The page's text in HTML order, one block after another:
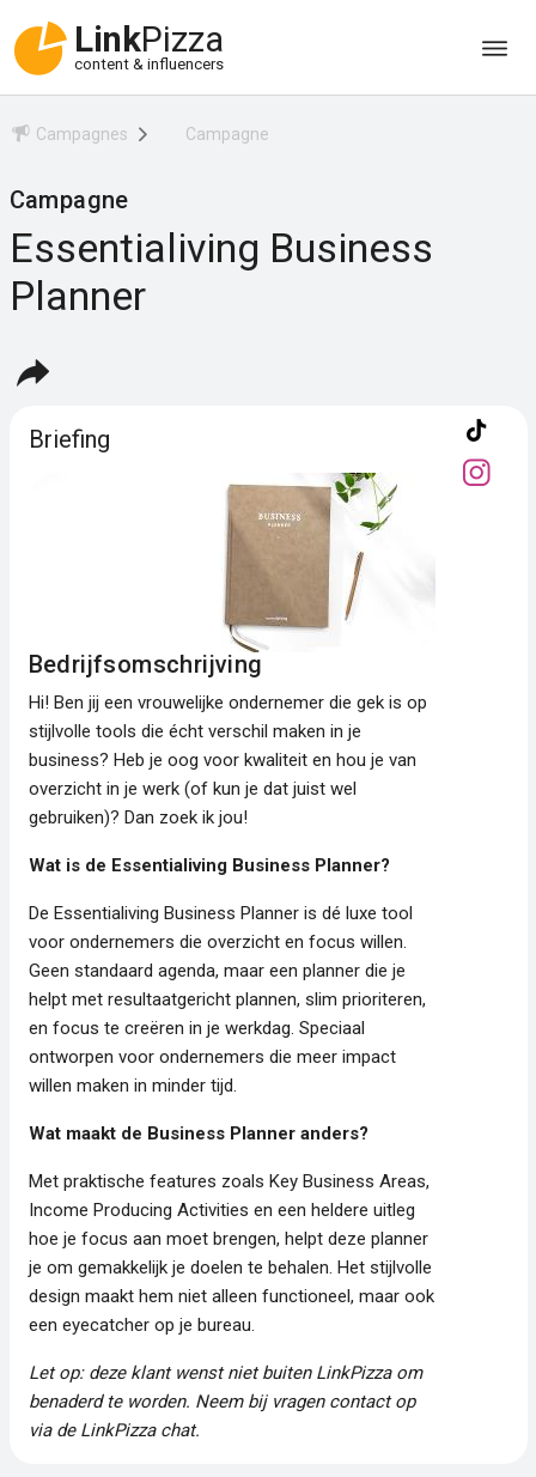
LinkPizza
content & influencers
Campagnes Campagne
Campagne
Essentialiving Business
Planner
Briefing
Bedrijfsomschrijving
Hi! Ben jij een vrouwelijke ondernemer die gek is op
stijlvolle tools die écht verschil maken in je
business? Heb je oog voor kwaliteit en hou je van
overzicht in je werk (of kun je dat juist wel
gebruiken)? Dan zoek ik jou!
Wat is de Essentialiving Business Planner?
De Essentialiving Business Planner is dé luxe tool
voor ondernemers die overzicht en focus willen.
Geen standaard agenda, maar een planner die je
helpt met resultaatgericht plannen, slim prioriteren,
en focus te creëren in je werkdag. Speciaal
ontworpen voor ondernemers die meer impact
willen maken in minder tijd.
Wat maakt de Business Planner anders?
Met praktische features zoals Key Business Areas,
Income Producing Activities en een heldere uitleg
hoe je focus aan moet brengen, helpt deze planner
je om gemakkelijk je doelen te behalen. Het stijlvolle
design maakt hem niet alleen functioneel, maar ook
een eyecatcher op je bureau.
Let op: deze klant wenst niet buiten LinkPizza om
benaderd te worden. Neem bij vragen contact op
via de LinkPizza chat.